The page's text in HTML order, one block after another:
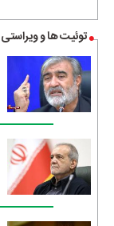
توئیت ها و